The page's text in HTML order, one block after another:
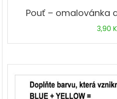
Pouť – omalovánka
3,90